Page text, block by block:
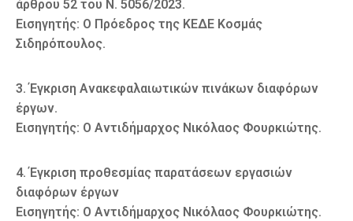
άρθρου 52 του Ν. 5056/2023.
Εισηγητής: Ο Πρόεδρος της ΚΕΔΕ Κοσμάς
Σιδηρόπουλος.
3. Έγκριση Ανακεφαλαιωτικών πινάκων διαφόρων
έργων.
Εισηγητής: Ο Αντιδήμαρχος Νικόλαος Φουρκιώτης.
4. Έγκριση προθεσμίας παρατάσεων εργασιών
διαφόρων έργων
Εισηγητής: Ο Αντιδήμαρχος Νικόλαος Φουρκιώτης.